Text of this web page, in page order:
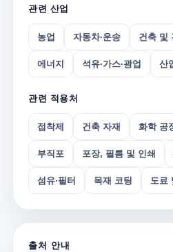
관련 산업
농업 자동차·운송 건축 및
에너지 석유·가스·광업 산
관련 적용처
접착제 건축 자재 화학 공
부직포 포장, 필름 및 인쇄
섬유·필터 목재 코팅 도료
출처 안내